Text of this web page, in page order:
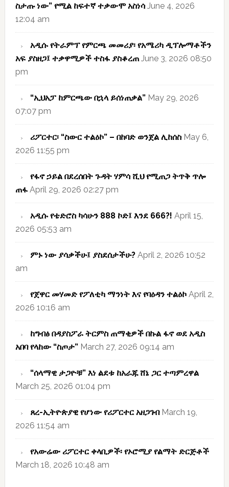
ስታጡ ነው” የሚል ከፍተኛ ተቃውሞ አስነሳ June 4, 2026
12:04 am
አዲሱ የትራምፕ የምርጫ መመሪያ፡ የአሜሪካ ዲፕሎማቶችን
አፍ ያስዘጋ፤ ተቃዋሚዎች ተስፋ ያስቆረጠ June 3, 2026 08:50
pm
“ኢህአፓ ከምርጫው በኋላ ይሰነጠቃል” May 29, 2026
07:07 pm
ሪፖርተር፡ “ስውር ተልዕኮ” – በከባድ ወንጀል ሊከሰስ May 6,
2026 11:55 pm
የፋኖ ኃይል በደረሰበት ጉዳት ሃምሳ ሺህ የሚጠጋ ትጥቅ ጥሎ
ጠፋ April 29, 2026 02:27 pm
አዲሱ የቴድሮስ ካሳሁን 888 ኮድ፤ እንደ 666?! April 15,
2026 05:53 am
ምኑ ነው ያሳቃችሁ፤ ያስደሰታችሁ? April 2, 2026 10:52
am
የጀዋር መሃመድ የፖለቲካ ማንነት እና የባዕዳን ተልዕኮ April 2,
2026 10:16 am
ከግብፅ በዳያስፖራ ትርምስ ጠማቂዎች በኩል ፋኖ ወደ አዲስ
አበባ የላከው “ስጦታ” March 27, 2026 09:14 am
“ሰላማዊ ታጋዮቹ” እነ ልደቱ ከአራጁ ሸኔ ጋር ተጣምረዋል
March 25, 2026 01:04 pm
ጸረ-ኢትዮጵያዊ የሆነው የሪፖርተር አዘጋገብ March 19,
2026 11:54 am
የአውሬው ሪፖርተር ቀላቢዎች፡ የኦሮሚያ የልማት ድርጅቶች
March 18, 2026 10:48 am